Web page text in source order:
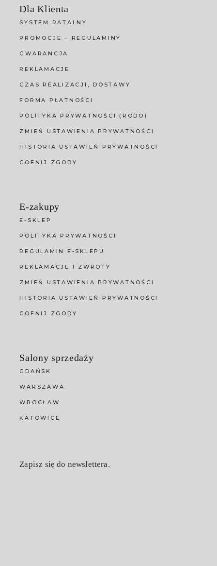
Dla Klienta
SYSTEM RATALNY
PROMOCJE – REGULAMINY
GWARANCJA
REKLAMACJE
CZAS REALIZACJI, DOSTAWY
FORMA PŁATNOŚCI
POLITYKA PRYWATNOŚCI (RODO)
ZMIEŃ USTAWIENIA PRYWATNOŚCI
HISTORIA USTAWIEŃ PRYWATNOŚCI
COFNIJ ZGODY
E-zakupy
E-SKLEP
POLITYKA PRYWATNOŚCI
REGULAMIN E-SKLEPU
REKLAMACJE I ZWROTY
ZMIEŃ USTAWIENIA PRYWATNOŚCI
HISTORIA USTAWIEŃ PRYWATNOŚCI
COFNIJ ZGODY
Salony sprzedaży
GDAŃSK
WARSZAWA
WROCŁAW
KATOWICE
Zapisz się do newslettera.